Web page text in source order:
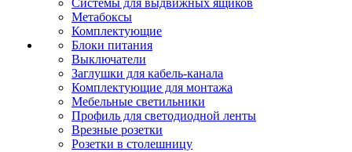
Системы для выдвижных ящиков
Метабоксы
Комплектующие
Блоки питания
Выключатели
Заглушки для кабель-канала
Комплектующие для монтажа
Мебельные светильники
Профиль для светодиодной ленты
Врезные розетки
Розетки в столешницу